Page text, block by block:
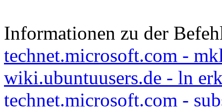
Informationen zu der
technet.microsoft.com -
wiki.ubuntuusers.de - ln
technet.microsoft.com -